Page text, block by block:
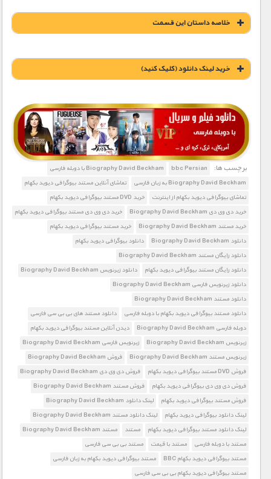
خلاصه داستان این قسمت
خريد لينک دانلود (کليک کنيد)
1900 تومان – خريد لينک دانلود (افزودن به سبد خريد)
برچسب ها: bbc Persian
Biography David Beckham با دوبله فارسی
Biography David Beckham به زبان فارسی
تماشای آنلاین مستند بیوگرافی دیوید بکهام
تماشای بیوگرافی دیوید بکهام از اینترنت
خرید DVD مستند بیوگرافی دیوید بکهام
خرید دی وی دی Biography David Beckham
خرید دی وی دی مستند بیوگرافی دیوید بکهام
خرید مستند Biography David Beckham
خرید مستند بیوگرافی دیوید بکهام
دانلود Biography David Beckham
دانلود بیوگرافی دیوید بکهام
دانلود رایگان مستند Biography David Beckham
دانلود رایگان مستند بیوگرافی دیوید بکهام
دانلود زیرنویس Biography David Beckham
دانلود زیرنویس فارسی Biography David Beckham
دانلود مستند Biography David Beckham
دانلود مستند بیوگرافی دیوید بکهام با دوبله فارسی
دانلود مستند های بی بی سی فارسی
دوبله فارسی Biography David Beckham
دیدن آنلاین مستند بیوگرافی دیوید بکهام
زیرنویس Biography David Beckham
زیرنویس فارسی Biography David Beckham
زیرنویس مستند Biography David Beckham
فروش Biography David Beckham
فروش DVD مستند بیوگرافی دیوید بکهام
فروش دی وی دی Biography David Beckham
فروش دی وی دی بیوگرافی دیوید بکهام
فروش مستند Biography David Beckham
فروش مستند بیوگرافی دیوید بکهام
لینک دانلود Biography David Beckham
لینک دانلود بیوگرافی دیوید بکهام
لینک دانلود مستند Biography David Beckham
لینک دانلود مستند بیوگرافی دیوید بکهام
مستند
مستند Biography David Beckham
مستند با دوبله فارسی
مستند با قیمت
مستند بی بی سی فارسی
مستند بیوگرافی دیوید بکهام BBC
مستند بیوگرافی دیوید بکهام به زبان فارسی
مستند بیوگرافی دیوید بکهام بی بی سی فارسی